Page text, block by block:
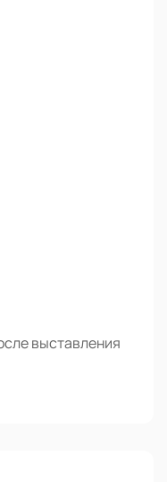
выставления